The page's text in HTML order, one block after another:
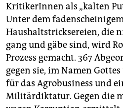
KritikerInnen als „kalten
Unter dem
Haushaltstricksereien, die
gang und gäbe sind, wird
Prozess gemacht. 367
gegen sie, im Namen
für das Agrobusiness und
Militärdiktatur. Gegen die